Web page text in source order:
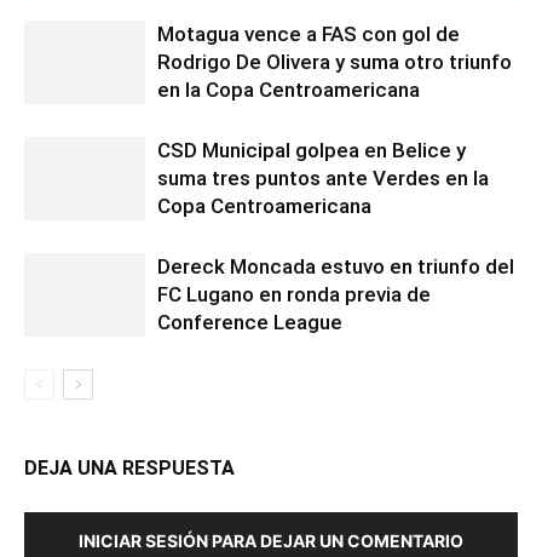
Motagua vence a FAS con gol de
Rodrigo De Olivera y suma otro triunfo
en la Copa Centroamericana
CSD Municipal golpea en Belice y
suma tres puntos ante Verdes en la
Copa Centroamericana
Dereck Moncada estuvo en triunfo del
FC Lugano en ronda previa de
Conference League
DEJA UNA RESPUESTA
INICIAR SESIÓN PARA DEJAR UN COMENTARIO